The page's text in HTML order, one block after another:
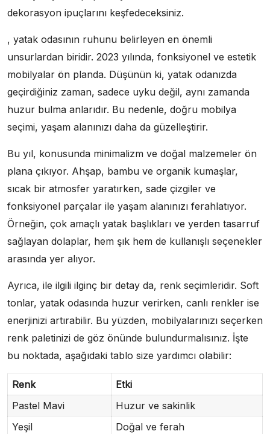
dekorasyon ipuçlarını keşfedeceksiniz.
, yatak odasının ruhunu belirleyen en önemli
unsurlardan biridir. 2023 yılında, fonksiyonel ve estetik
mobilyalar ön planda. Düşünün ki, yatak odanızda
geçirdiğiniz zaman, sadece uyku değil, aynı zamanda
huzur bulma anlarıdır. Bu nedenle, doğru mobilya
seçimi, yaşam alanınızı daha da güzelleştirir.
Bu yıl, konusunda minimalizm ve doğal malzemeler ön
plana çıkıyor. Ahşap, bambu ve organik kumaşlar,
sıcak bir atmosfer yaratırken, sade çizgiler ve
fonksiyonel parçalar ile yaşam alanınızı ferahlatıyor.
Örneğin, çok amaçlı yatak başlıkları ve yerden tasarruf
sağlayan dolaplar, hem şık hem de kullanışlı seçenekler
arasında yer alıyor.
Ayrıca, ile ilgili ilginç bir detay da, renk seçimleridir. Soft
tonlar, yatak odasında huzur verirken, canlı renkler ise
enerjinizi artırabilir. Bu yüzden, mobilyalarınızı seçerken
renk paletinizi de göz önünde bulundurmalısınız. İşte
bu noktada, aşağıdaki tablo size yardımcı olabilir:
Renk
Etki
Pastel Mavi
Huzur ve sakinlik
Yeşil
Doğal ve ferah